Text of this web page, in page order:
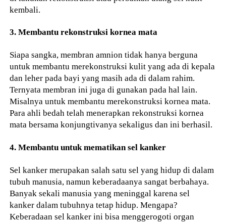
kembali.
3. Membantu rekonstruksi kornea mata
Siapa sangka, membran amnion tidak hanya berguna
untuk membantu merekonstruksi kulit yang ada di kepala
dan leher pada bayi yang masih ada di dalam rahim.
Ternyata membran ini juga di gunakan pada hal lain.
Misalnya untuk membantu merekonstruksi kornea mata.
Para ahli bedah telah menerapkan rekonstruksi kornea
mata bersama konjungtivanya sekaligus dan ini berhasil.
4. Membantu untuk mematikan sel kanker
Sel kanker merupakan salah satu sel yang hidup di dalam
tubuh manusia, namun keberadaanya sangat berbahaya.
Banyak sekali manusia yang meninggal karena sel
kanker dalam tubuhnya tetap hidup. Mengapa?
Keberadaan sel kanker ini bisa menggerogoti organ